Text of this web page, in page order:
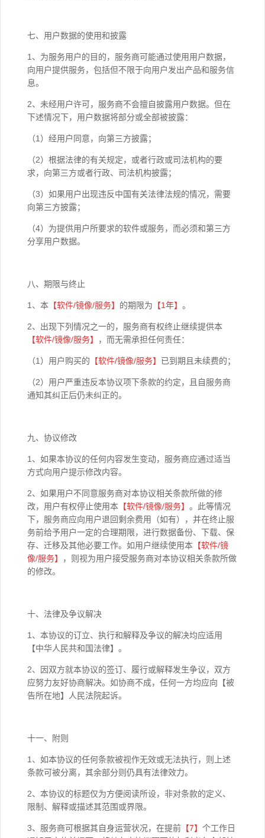
七、用户数据的使用和披露
1、为服务用户的目的，服务商可能通过使用用户数据，
向用户提供服务，包括但不限于向用户发出产品和服务信
息。
2、未经用户许可，服务商不会擅自披露用户数据。但在
下述情况下，用户数据将部分或全部被披露：
（1）经用户同意，向第三方披露；
（2）根据法律的有关规定，或者行政或司法机构的要
求，向第三方或者行政、司法机构披露；
（3）如果用户出现违反中国有关法律法规的情况，需要
向第三方披露；
（4）为提供用户所要求的软件或服务，而必须和第三方
分享用户数据。
八、期限与终止
1、本 【软件/镜像/服务】 的期限为 【1年】 。
2、出现下列情况之一的，服务商有权终止继续提供本
【软件/镜像/服务】 ，而无需承担任何责任：
（1）用户购买的 【软件/镜像/服务】 已到期且未续费的；
（2）用户严重违反本协议项下条款的约定，且自服务商
通知其纠正后仍未纠正的。
九、协议修改
1、如果本协议的任何内容发生变动，服务商应通过适当
方式向用户提示修改内容。
2、如果用户不同意服务商对本协议相关条款所做的修
改，用户有权停止使用本 【软件/镜像/服务】 。此等情况
下，服务商应向用户退回剩余费用（如有），并在终止服
务前给予用户一定的合理期限，进行数据备份、下载、保
存、迁移及其他必要工作。如用户继续使用本 【软件/镜
像/服务】
，则视为用户接受服务商对本协议相关条款所做
的修改。
十、法律及争议解决
1、本协议的订立、执行和解释及争议的解决均应适用
【中华人民共和国法律】。
2、因双方就本协议的签订、履行或解释发生争议，双方
应努力友好协商解决。如协商不成，任何一方均应向【被
告所在地】人民法院起诉。
十一、附则
1、如本协议的任何条款被视作无效或无法执行，则上述
条款可被分离，其余部分则仍具有法律效力。
2、本协议的标题仅为方便阅读所设，非对条款的定义、
限制、解释或描述其范围或界限。
3、服务商可根据其自身运营状况，在提前 【7】 个工作日